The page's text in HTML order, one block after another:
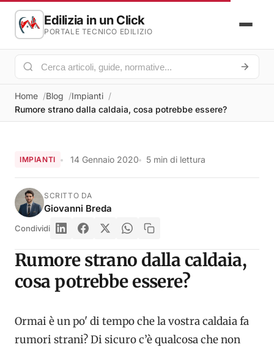
Edilizia in un Click
PORTALE TECNICO EDILIZIO
Home Blog
Impianti
Rumore strano dalla caldaia, cosa potrebbe essere?
IMPIANTI 14 Gennaio 2020 5 min di lettura
SCRITTO DA
Giovanni Breda
Condividi
Rumore strano dalla caldaia,
cosa potrebbe essere?
Ormai è un po' di tempo che la vostra caldaia fa
rumori strani? Di sicuro c’è qualcosa che non